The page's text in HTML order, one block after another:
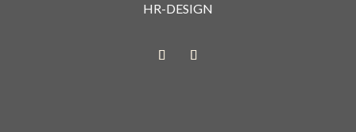
HR-DESIGN